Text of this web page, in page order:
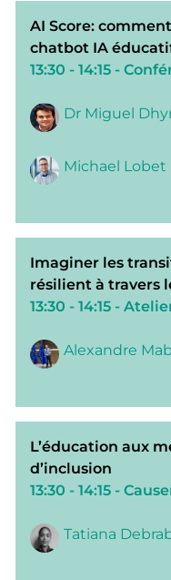
AI Score:
chatbot IA
13:30 - 14:15 -
Dr Miguel
Michael Lobet
Imaginer les
résilient à travers
13:30 - 14:15 -
Alexandre
L’éducation aux
d’inclusion
13:30 - 14:15 -
Tatiana